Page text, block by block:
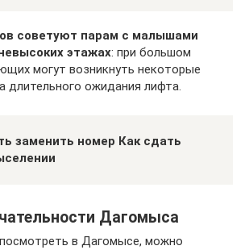
советуют парам с малышами
этажах: при большом
могут возникнуть некоторые
длительного ожидания лифта.
заменить номер Как сдать
Дагомыса
в Дагомысе, можно